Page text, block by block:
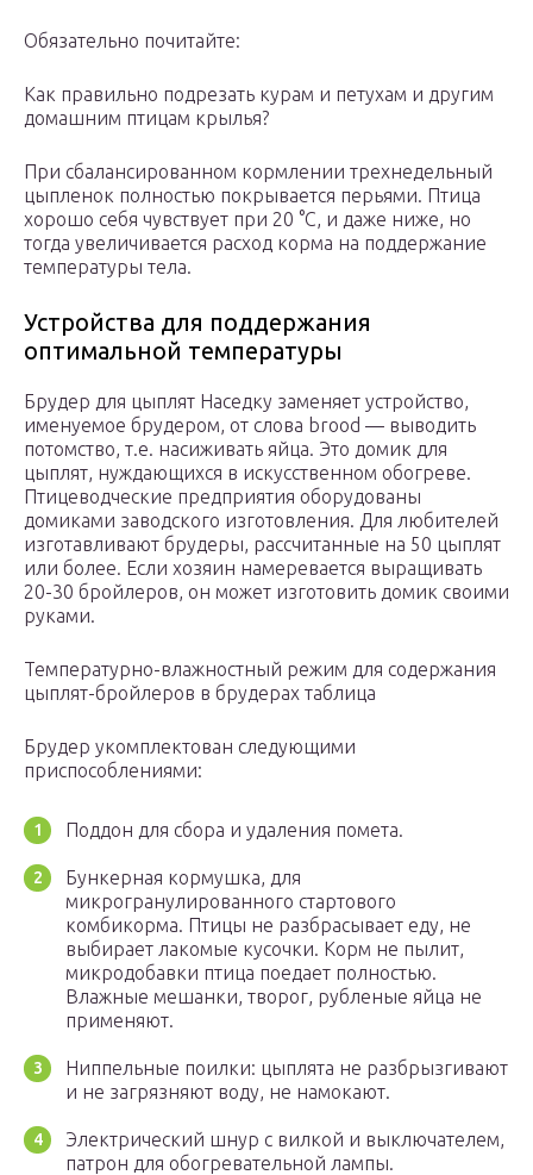
Обязательно почитайте:
Как правильно подрезать курам и петухам и другим
домашним птицам крылья?
При сбалансированном кормлении трехнедельный
цыпленок полностью покрывается перьями. Птица
хорошо себя чувствует при 20 °С, и даже ниже, но
тогда увеличивается расход корма на поддержание
температуры тела.
Устройства для поддержания
оптимальной температуры
Брудер для цыплят Наседку заменяет устройство,
именуемое брудером, от слова brood — выводить
потомство, т.е. насиживать яйца. Это домик для
цыплят, нуждающихся в искусственном обогреве.
Птицеводческие предприятия оборудованы
домиками заводского изготовления. Для любителей
изготавливают брудеры, рассчитанные на 50 цыплят
или более. Если хозяин намеревается выращивать
20-30 бройлеров, он может изготовить домик своими
руками.
Температурно-влажностный режим для содержания
цыплят-бройлеров в брудерах таблица
Брудер укомплектован следующими
приспособлениями:
Поддон для сбора и удаления помета.
Бункерная кормушка, для
микрогранулированного стартового
комбикорма. Птицы не разбрасывает еду, не
выбирает лакомые кусочки. Корм не пылит,
микродобавки птица поедает полностью.
Влажные мешанки, творог, рубленые яйца не
применяют.
Ниппельные поилки: цыплята не разбрызгивают
и не загрязняют воду, не намокают.
Электрический шнур с вилкой и выключателем,
патрон для обогревательной лампы.